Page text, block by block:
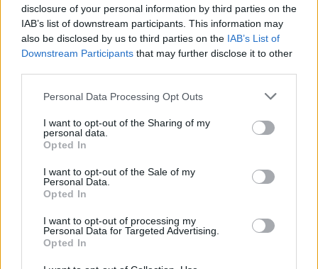
disclosure of your personal information by third parties on the
IAB’s list of downstream participants. This information may
also be disclosed by us to third parties on the IAB’s List of
Downstream Participants that may further disclose it to other
Please note that this website/app uses one or more Google
not limited to your visit or usage behaviour. You may click to
grant or deny consent to Google and its third-party tags to
use your data for below specified purposes in below Google
consent section.
Personal Data Processing Opt Outs
I want to opt-out of the Sharing of my
personal data.
Opted In
I want to opt-out of the Sale of my
Personal Data.
Opted In
I want to opt-out of processing my
Personal Data for Targeted Advertising.
Opted In
Guida alle classi paralimpiche e agli attrezzi per sci,
snowboard e ghiaccio
Marco Tessari · 25 Lug 2026
DISCIPLINE PARALIMPICHE